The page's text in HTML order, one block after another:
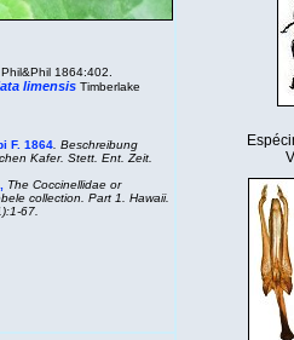
Phil&Phil 1864:402.
limensis Timberlake
F. 1864. Beschreibung
Kafer. Stett. Ent. Zeit.
The Coccinellidae or
collection. Part 1. Hawaii.
67.